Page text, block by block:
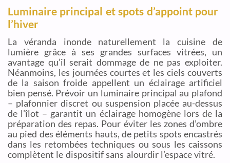
Luminaire principal et spots d’appoint pour
l’hiver
La véranda inonde naturellement la cuisine de
lumière grâce à ses grandes surfaces vitrées, un
avantage qu’il serait dommage de ne pas exploiter.
Néanmoins, les journées courtes et les ciels couverts
de la saison froide appellent un éclairage artificiel
bien pensé. Prévoir un luminaire principal au plafond
– plafonnier discret ou suspension placée au-dessus
de l’îlot – garantit un éclairage homogène lors de la
préparation des repas. Pour éviter les zones d’ombre
au pied des éléments hauts, de petits spots encastrés
dans les retombées techniques ou sous les caissons
complètent le dispositif sans alourdir l’espace vitré.